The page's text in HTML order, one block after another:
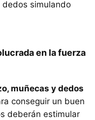
dedos simulando
en la fuerza
muñecas y dedos
conseguir un buen
deberán estimular